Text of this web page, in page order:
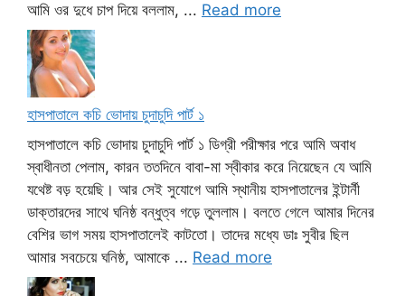
আমি ওর দুধে চাপ দিয়ে বললাম, ... Read more
হাসপাতালে কচি ভোদায় চুদাচুদি পার্ট ১
হাসপাতালে কচি ভোদায় চুদাচুদি পার্ট ১ ডিগ্রী পরীক্ষার পরে আমি অবাধ
স্বাধীনতা পেলাম, কারন ততদিনে বাবা-মা স্বীকার করে নিয়েছেন যে আমি
যথেষ্ট বড় হয়েছি। আর সেই সুযোগে আমি স্থানীয় হাসপাতালের ইন্টার্নী
ডাক্তারদের সাথে ঘনিষ্ঠ বন্ধুত্ব গড়ে তুললাম। বলতে গেলে আমার দিনের
বেশির ভাগ সময় হাসপাতালেই কাটতো। তাদের মধ্যে ডাঃ সুবীর ছিল
আমার সবচেয়ে ঘনিষ্ঠ, আমাকে ... Read more